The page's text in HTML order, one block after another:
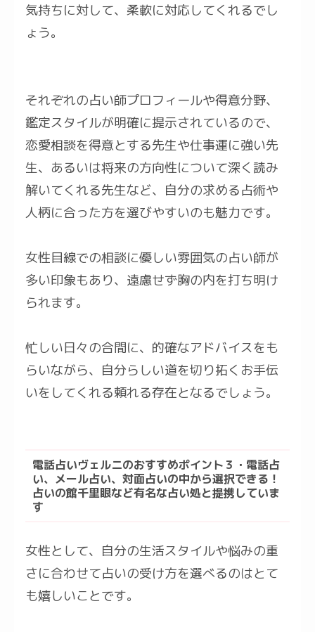
気持ちに対して、柔軟に対応してくれるでし
ょう。
それぞれの占い師プロフィールや得意分野、
鑑定スタイルが明確に提示されているので、
恋愛相談を得意とする先生や仕事運に強い先
生、あるいは将来の方向性について深く読み
解いてくれる先生など、自分の求める占術や
人柄に合った方を選びやすいのも魅力です。
女性目線での相談に優しい雰囲気の占い師が
多い印象もあり、遠慮せず胸の内を打ち明け
られます。
忙しい日々の合間に、的確なアドバイスをも
らいながら、自分らしい道を切り拓くお手伝
いをしてくれる頼れる存在となるでしょう。
電話占いヴェルニのおすすめポイント３・電話占
い、メール占い、対面占いの中から選択できる！
占いの館千里眼など有名な占い処と提携していま
す
女性として、自分の生活スタイルや悩みの重
さに合わせて占いの受け方を選べるのはとて
も嬉しいことです。